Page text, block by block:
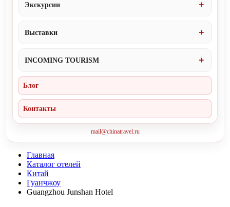
Экскурсии
Выставки
INCOMING TOURISM
Блог
Контакты
mail@chinatravel.ru
Главная
Каталог отелей
Китай
Гуанчжоу
Guangzhou Junshan Hotel